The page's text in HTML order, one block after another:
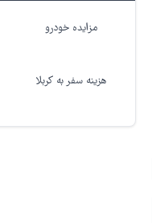
مزایده خودرو
هزینه سفر به کربلا